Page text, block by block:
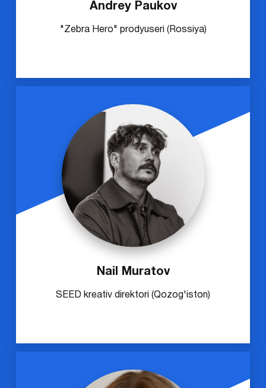
Andrey Paukov
"Zebra Hero" prodyuseri (Rossiya)
Nail Muratov
SEED kreativ direktori (Qozog'iston)